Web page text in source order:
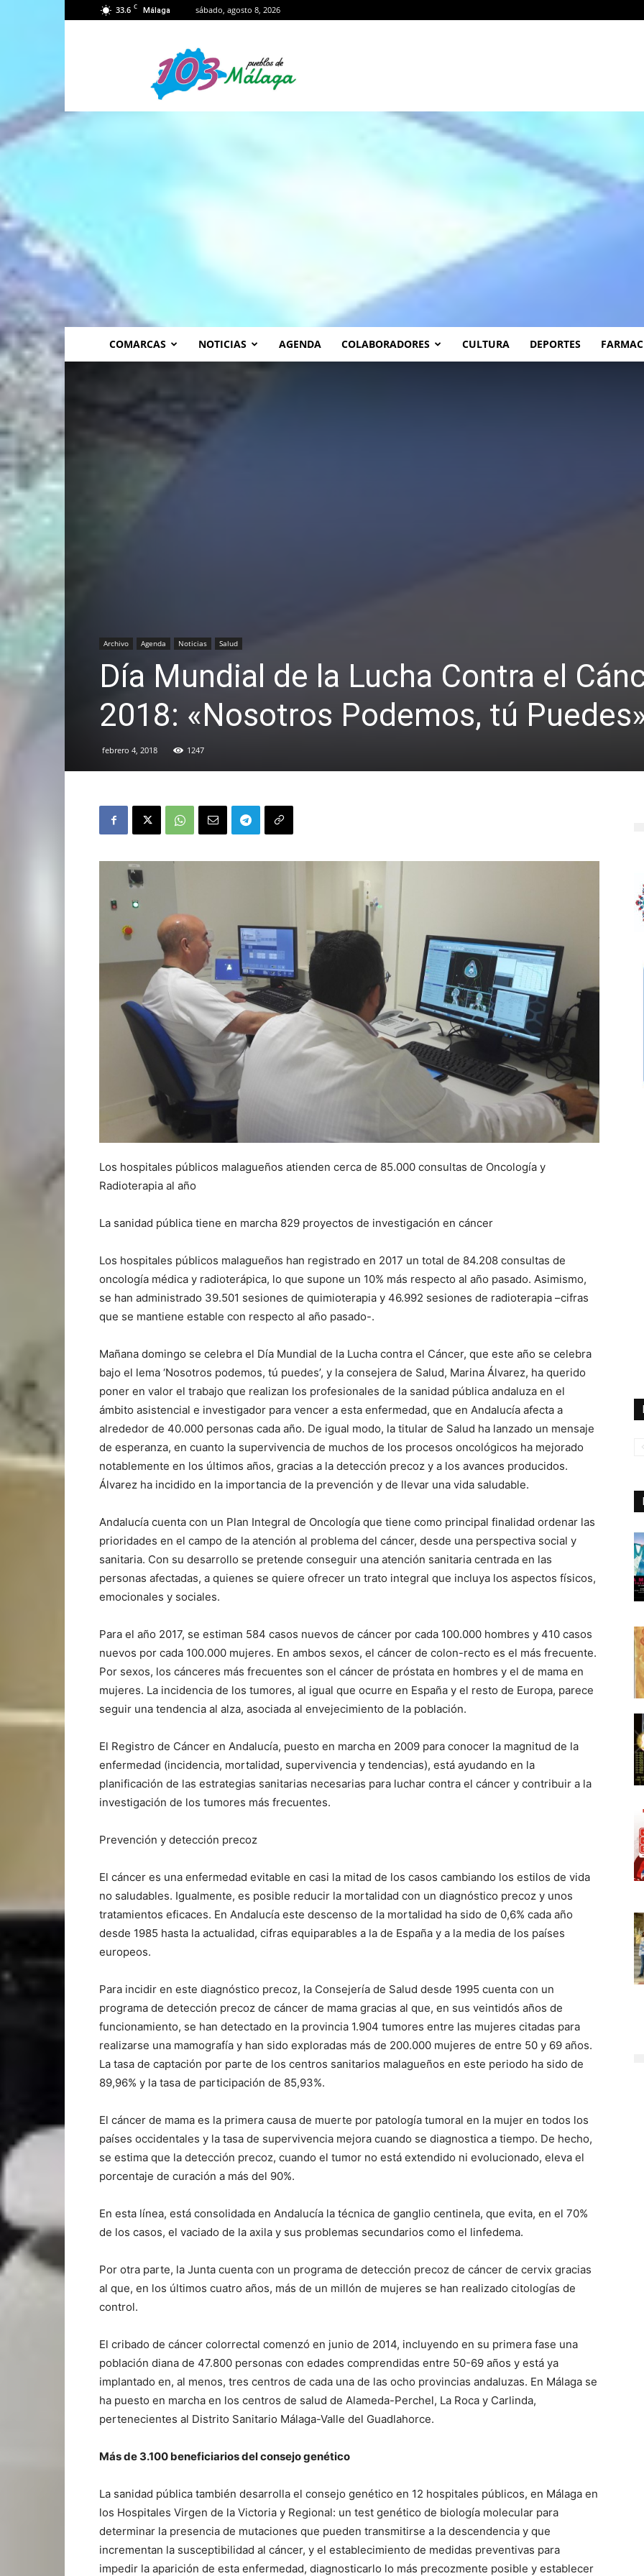
33.6 C Málaga sábado, agosto 8, 2026
Málaga
COMARCAS NOTICIAS AGENDA COLABORADORES CULTURA DEPORTES
Archivo Agenda Noticias Salud
Día Mundial de la Lucha Contra el
2018: «Nosotros Podemos, tú
febrero 4, 2018 1247
Los hospitales públicos malagueños atienden cerca de 85.000 consultas de Oncología y
Radioterapia al año
La sanidad pública tiene en marcha 829 proyectos de investigación en cáncer
Los hospitales públicos malagueños han registrado en 2017 un total de 84.208 consultas de
oncología médica y radioterápica, lo que supone un 10% más respecto al año pasado. Asimismo,
se han administrado 39.501 sesiones de quimioterapia y 46.992 sesiones de radioterapia –cifras
que se mantiene estable con respecto al año pasado-.
Mañana domingo se celebra el Día Mundial de la Lucha contra el Cáncer, que este año se celebra
bajo el lema ‘Nosotros podemos, tú puedes’, y la consejera de Salud, Marina Álvarez, ha querido
poner en valor el trabajo que realizan los profesionales de la sanidad pública andaluza en el
ámbito asistencial e investigador para vencer a esta enfermedad, que en Andalucía afecta a
alrededor de 40.000 personas cada año. De igual modo, la titular de Salud ha lanzado un mensaje
de esperanza, en cuanto la supervivencia de muchos de los procesos oncológicos ha mejorado
notablemente en los últimos años, gracias a la detección precoz y a los avances producidos.
Álvarez ha incidido en la importancia de la prevención y de llevar una vida saludable.
Andalucía cuenta con un Plan Integral de Oncología que tiene como principal finalidad ordenar las
prioridades en el campo de la atención al problema del cáncer, desde una perspectiva social y
sanitaria. Con su desarrollo se pretende conseguir una atención sanitaria centrada en las
personas afectadas, a quienes se quiere ofrecer un trato integral que incluya los aspectos físicos,
emocionales y sociales.
Para el año 2017, se estiman 584 casos nuevos de cáncer por cada 100.000 hombres y 410 casos
nuevos por cada 100.000 mujeres. En ambos sexos, el cáncer de colon-recto es el más frecuente.
Por sexos, los cánceres más frecuentes son el cáncer de próstata en hombres y el de mama en
mujeres. La incidencia de los tumores, al igual que ocurre en España y el resto de Europa, parece
seguir una tendencia al alza, asociada al envejecimiento de la población.
El Registro de Cáncer en Andalucía, puesto en marcha en 2009 para conocer la magnitud de la
enfermedad (incidencia, mortalidad, supervivencia y tendencias), está ayudando en la
planificación de las estrategias sanitarias necesarias para luchar contra el cáncer y contribuir a la
investigación de los tumores más frecuentes.
Prevención y detección precoz
El cáncer es una enfermedad evitable en casi la mitad de los casos cambiando los estilos de vida
no saludables. Igualmente, es posible reducir la mortalidad con un diagnóstico precoz y unos
tratamientos eficaces. En Andalucía este descenso de la mortalidad ha sido de 0,6% cada año
desde 1985 hasta la actualidad, cifras equiparables a la de España y a la media de los países
europeos.
Para incidir en este diagnóstico precoz, la Consejería de Salud desde 1995 cuenta con un
programa de detección precoz de cáncer de mama gracias al que, en sus veintidós años de
funcionamiento, se han detectado en la provincia 1.904 tumores entre las mujeres citadas para
realizarse una mamografía y han sido exploradas más de 200.000 mujeres de entre 50 y 69 años.
La tasa de captación por parte de los centros sanitarios malagueños en este periodo ha sido de
89,96% y la tasa de participación de 85,93%.
El cáncer de mama es la primera causa de muerte por patología tumoral en la mujer en todos los
países occidentales y la tasa de supervivencia mejora cuando se diagnostica a tiempo. De hecho,
se estima que la detección precoz, cuando el tumor no está extendido ni evolucionado, eleva el
porcentaje de curación a más del 90%.
En esta línea, está consolidada en Andalucía la técnica de ganglio centinela, que evita, en el 70%
de los casos, el vaciado de la axila y sus problemas secundarios como el linfedema.
Por otra parte, la Junta cuenta con un programa de detección precoz de cáncer de cervix gracias
al que, en los últimos cuatro años, más de un millón de mujeres se han realizado citologías de
control.
El cribado de cáncer colorrectal comenzó en junio de 2014, incluyendo en su primera fase una
población diana de 47.800 personas con edades comprendidas entre 50-69 años y está ya
implantado en, al menos, tres centros de cada una de las ocho provincias andaluzas. En Málaga se
ha puesto en marcha en los centros de salud de Alameda-Perchel, La Roca y Carlinda,
pertenecientes al Distrito Sanitario Málaga-Valle del Guadlahorce.
Más de 3.100 beneficiarios del consejo genético
La sanidad pública también desarrolla el consejo genético en 12 hospitales públicos, en Málaga en
los Hospitales Virgen de la Victoria y Regional: un test genético de biología molecular para
determinar la presencia de mutaciones que pueden transmitirse a la descendencia y que
incrementan la susceptibilidad al cáncer, y el establecimiento de medidas preventivas para
impedir la aparición de esta enfermedad, diagnosticarlo lo más precozmente posible y establecer